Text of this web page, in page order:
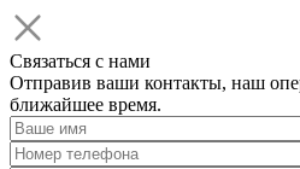
Связаться с нами
Отправив ваши контакты, наш
ближайшее время.